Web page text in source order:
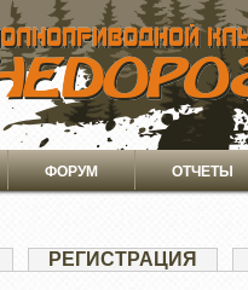
ФОРУМ ОТЧЕТЫ
(АКТИВНАЯ
РЕГИСТРАЦИЯ